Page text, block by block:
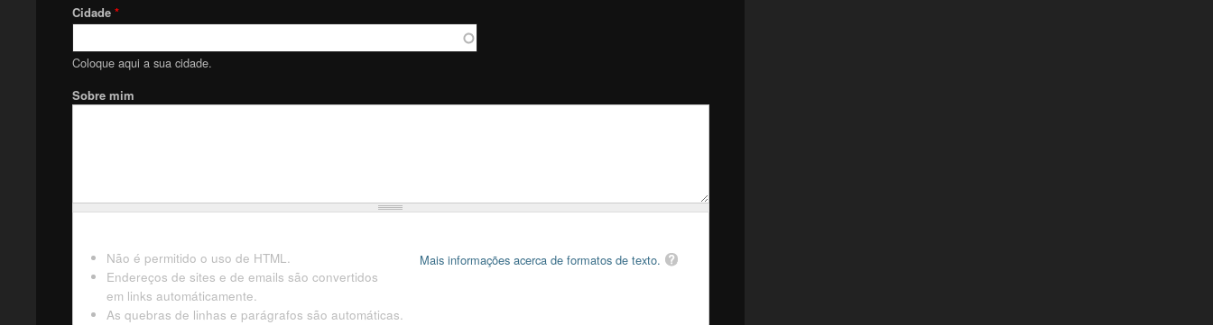
Cidade *
Coloque aqui a sua cidade.
Sobre mim
Mais informações acerca de formatos de texto.
Não é permitido o uso de HTML.
Endereços de sites e de emails são convertidos
em links automáticamente.
As quebras de linhas e parágrafos são automáticas.